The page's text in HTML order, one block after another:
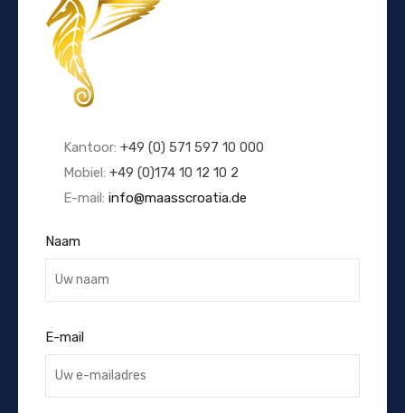
Kantoor: +49 (0) 571 597 10 000
Mobiel: +49 (0)174 10 12 10 2
E-mail: info@maasscroatia.de
Naam
E-mail